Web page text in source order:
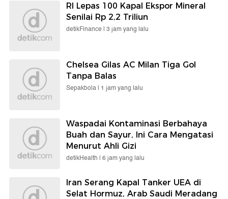
RI Lepas 100 Kapal Ekspor Mineral
Senilai Rp 2,2 Triliun
detikFinance | 3 jam yang lalu
Chelsea Gilas AC Milan Tiga Gol
Tanpa Balas
Sepakbola | 1 jam yang lalu
Waspadai Kontaminasi Berbahaya
Buah dan Sayur, Ini Cara Mengatasi
Menurut Ahli Gizi
detikHealth | 6 jam yang lalu
Iran Serang Kapal Tanker UEA di
Selat Hormuz, Arab Saudi Meradang